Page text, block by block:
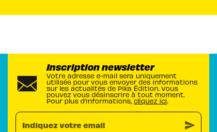
Inscription newsletter
Votre adresse e-mail sera uniquement
utilisée pour vous envoyer des informations
sur les actualités de Pika Édition. Vous
pouvez vous désinscrire à tout moment.
Pour plus d’informations, cliquez ici.
Indiquez votre email send